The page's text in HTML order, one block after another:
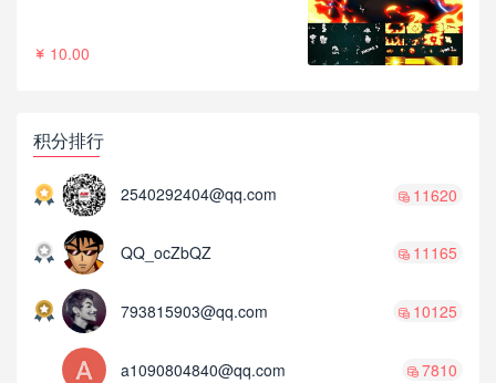
10.00
积分排行
2540292404@qq.com 11620
QQ_ocZbQZ 11165
793815903@qq.com 10125
a1090804840@qq.com 7810